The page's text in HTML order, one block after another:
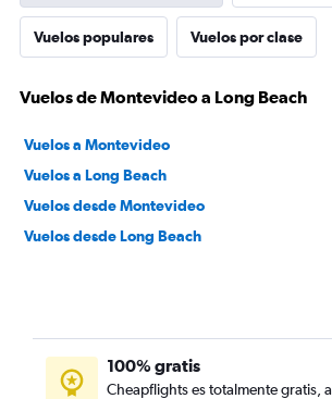
Vuelos populares Vuelos por clase
Vuelos de Montevideo a Long Beach
Vuelos a Montevideo
Vuelos a Long Beach
Vuelos desde Montevideo
Vuelos desde Long Beach
100% gratis
Cheapflights es totalmente gratis,